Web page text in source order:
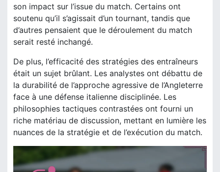
son impact sur l’issue du match. Certains ont
soutenu qu’il s’agissait d’un tournant, tandis que
d’autres pensaient que le déroulement du match
serait resté inchangé.
De plus, l’efficacité des stratégies des entraîneurs
était un sujet brûlant. Les analystes ont débattu de
la durabilité de l’approche agressive de l’Angleterre
face à une défense italienne disciplinée. Les
philosophies tactiques contrastées ont fourni un
riche matériau de discussion, mettant en lumière les
nuances de la stratégie et de l’exécution du match.